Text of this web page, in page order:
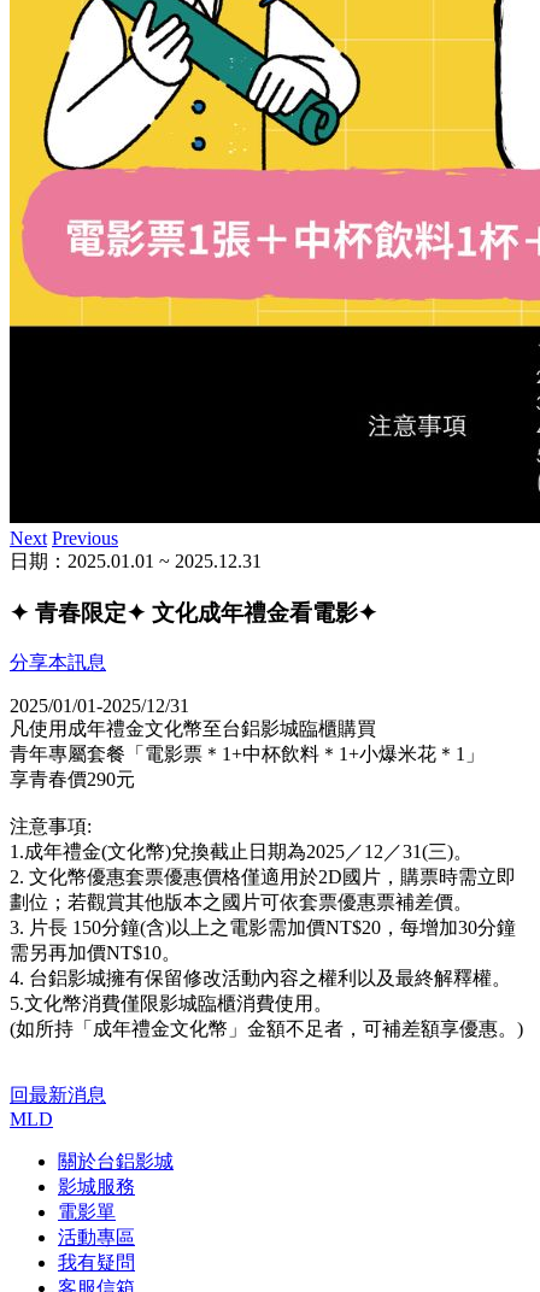
Next Previous
日期：2025.01.01 ~ 2025.12.31
✦ 青春限定✦ 文化成年禮金看電影✦
分享本訊息
2025/01/01-2025/12/31
凡使用成年禮金文化幣至台鋁影城臨櫃購買
青年專屬套餐「電影票＊1+中杯飲料＊1+小爆米花＊1」
享青春價290元
注意事項:
1.成年禮金(文化幣)兌換截止日期為2025／12／31(三)。
2. 文化幣優惠套票優惠價格僅適用於2D國片，購票時需立即
劃位；若觀賞其他版本之國片可依套票優惠票補差價。
3. 片長 150分鐘(含)以上之電影需加價NT$20，每增加30分鐘
需另再加價NT$10。
4. 台鋁影城擁有保留修改活動內容之權利以及最終解釋權。
5.文化幣消費僅限影城臨櫃消費使用。
(如所持「成年禮金文化幣」金額不足者，可補差額享優惠。)
回最新消息
MLD
關於台鋁影城
影城服務
電影單
活動專區
我有疑問